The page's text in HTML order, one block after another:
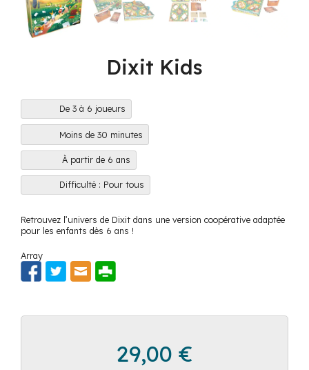
Dixit Kids
De 3 à 6 joueurs
Moins de 30 minutes
À partir de 6 ans
Difficulté : Pour tous
Retrouvez l’univers de Dixit dans une version coopérative adaptée
pour les enfants dès 6 ans !
Array
29,00 €